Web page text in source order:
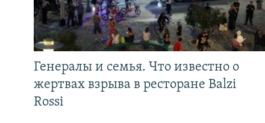
Генералы и семья. Что известно о
жертвах взрыва в ресторане Balzi
Rossi